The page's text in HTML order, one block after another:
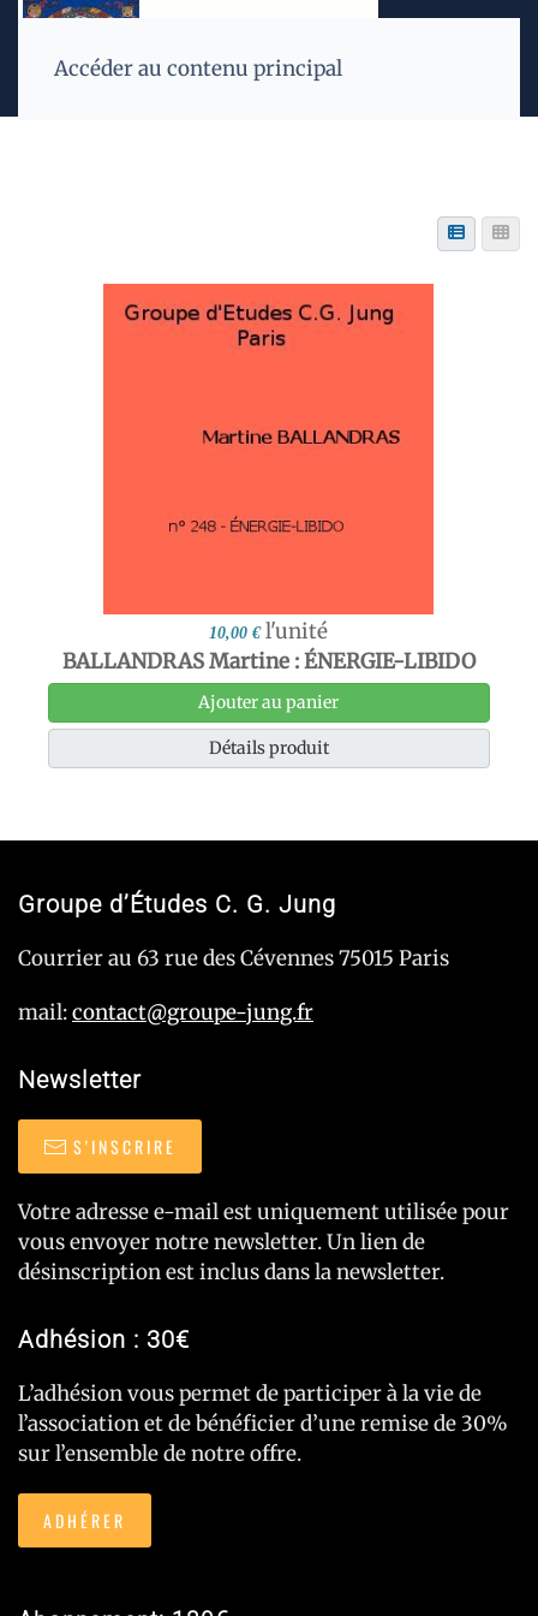
Accéder au contenu principal
10,00 € l'unité
BALLANDRAS Martine : ÉNERGIE-LIBIDO
Ajouter au panier
Détails produit
Groupe d’Études C. G. Jung
Courrier au 63 rue des Cévennes 75015 Paris
mail:contact@groupe-jung.fr
Newsletter
S'INSCRIRE
Votre adresse e-mail est uniquement utilisée pour
vous envoyer notre newsletter. Un lien de
désinscription est inclus dans la newsletter.
Adhésion : 30€
L’adhésion vous permet de participer à la vie de
l’association et de bénéficier d’une remise de 30%
sur l’ensemble de notre offre.
ADHÉRER